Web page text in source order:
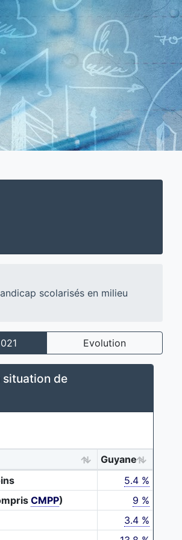
scolarisés en milieu
Evolution
de
Guyane
5.4 %
CMPP)
9 %
3.4 %